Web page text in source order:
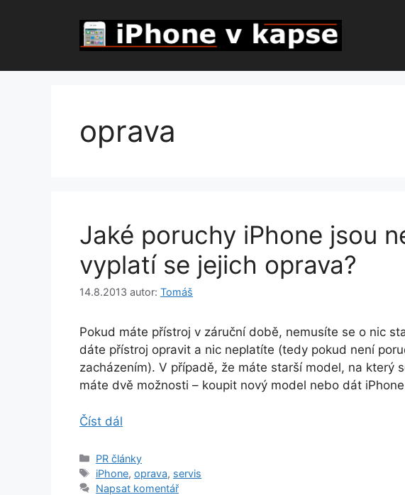
oprava
Jaké poruchy iPhone jsou
vyplatí se jejich oprava?
14.8.2013 autor: Tomáš
Pokud máte přístroj v záruční době, nemusíte se o nic
dáte přístroj opravit a nic neplatíte (tedy pokud není
zacházením). V případě, že máte starší model, na který
máte dvě možnosti – koupit nový model nebo dát
Číst dál
Rubriky
PR články
Štítky
iPhone,oprava, servis
Napsat komentář